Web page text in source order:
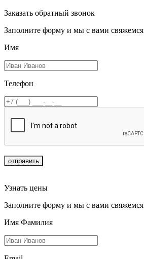
Заказать обратный звонок
Заполните форму и мы с вами свяжемся
Имя
Телефон
отправить
Узнать цены
Заполните форму и мы с вами свяжемся
Имя Фамилия